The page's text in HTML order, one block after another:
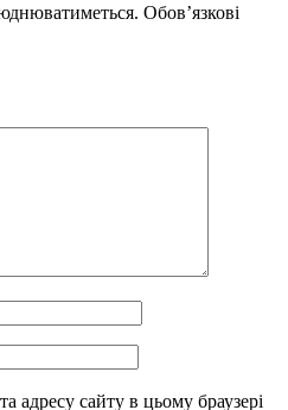
Обов’язкові
адресу сайту в цьому браузері